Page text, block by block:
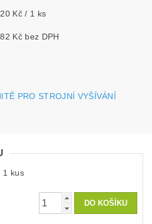
Kč / 1 ks
182 Kč bez DPH
PRO STROJNÍ VYŠÍVÁNÍ
1 kus